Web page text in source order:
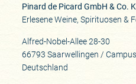
Pinard de Picard GmbH & Co.
Erlesene Weine, Spirituosen &
Alfred-Nobel-Allee 28-30
66793 Saarwellingen /
Deutschland